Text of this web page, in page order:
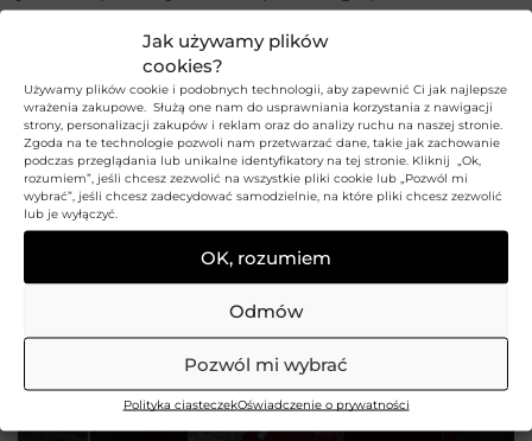
Jak używamy plików
cookies?
Używamy plików cookie i podobnych technologii, aby zapewnić Ci jak najlepsze
wrażenia zakupowe. Służą one nam do usprawniania korzystania z nawigacji
strony, personalizacji zakupów i reklam oraz do analizy ruchu na naszej stronie.
Zgoda na te technologie pozwoli nam przetwarzać dane, takie jak zachowanie
podczas przeglądania lub unikalne identyfikatory na tej stronie. Kliknij „Ok,
rozumiem”, jeśli chcesz zezwolić na wszystkie pliki cookie lub „Pozwól mi
wybrać”, jeśli chcesz zadecydować samodzielnie, na które pliki chcesz zezwolić
lub je wyłączyć.
OK, rozumiem
Odmów
Pozwól mi wybrać
Polityka ciasteczekOświadczenie o prywatności
wyborem dla nowoczesnej kobiety.
Prezent, który zachwyci
Eleganckie pudełko z logo marki sprawia, że portfel
SHINY BETLEWSKI® to także doskonały pomysł na
prezent – gotowy do wręczenia, stylowy i
funkcjonalny. Ten mały, ale pięknie wykonany
portfel będzie doskonałym dodatkiem dla każdej
kobiety.